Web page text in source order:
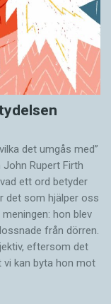
det umgås med”
Rupert Firth
ett ord betyder
det som hjälper oss
hon blev
från dörren.
eftersom det
kan byta hon mot